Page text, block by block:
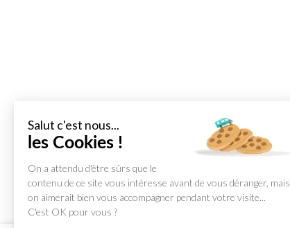
Salut c'est nous...
les Cookies !
On a attendu d'être sûrs que le
contenu de ce site vous intéresse avant de vous déranger, mais
on aimerait bien vous accompagner pendant votre visite...
C'est OK pour vous ?